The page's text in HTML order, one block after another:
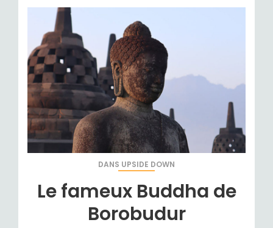
DANS UPSIDE DOWN
Le fameux Buddha de
Borobudur